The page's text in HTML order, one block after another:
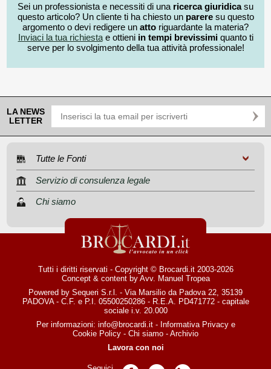
Sei un professionista e necessiti di una ricerca giuridicasu
questo articolo? Un cliente ti ha chiesto un pareresu questo
argomento o devi redigere un atto riguardante la materia?
Inviaci la tua richiestae ottieni in tempi brevissimiquanto ti
serve per lo svolgimento della tua attività professionale!
LA NEWS
LETTER
Tutte le Fonti
Servizio di consulenza legale
Chi siamo
Tutti i diritti riservati - Copyright © Brocardi.it 2003-2026
Concept & content by Avv. Manuel Tropea
Powered by Sequeri S.r.l. - Via Marsilio da Padova 22, 35139
PADOVA - C.F. e P.I. 05500250286 - R.E.A. PD471772 - capitale
sociale i.v. 20.000
Per informazioni: info@brocardi.it- Informativa Privacye
Cookie Policy - Chi siamo - Archivio
Lavora con noi